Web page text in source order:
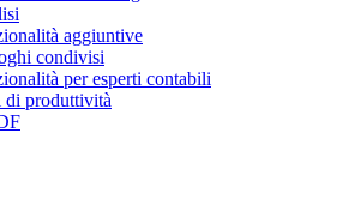
aggiuntive
condivisi
per esperti contabili
produttività